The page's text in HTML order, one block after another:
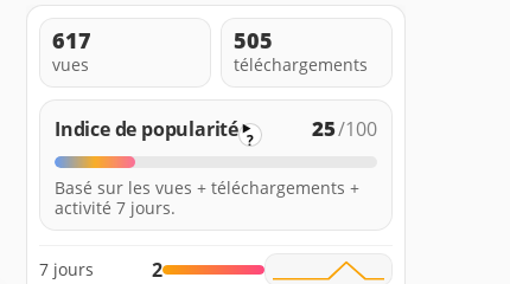
617
vues
505
téléchargements
Indice de popularité ? 25/100
Basé sur les vues + téléchargements +
activité 7 jours.
7 jours 2